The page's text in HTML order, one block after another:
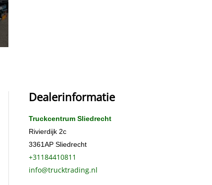
Dealerinformatie
Truckcentrum Sliedrecht
Rivierdijk 2c
3361AP Sliedrecht
+31184410811
info@trucktrading.nl